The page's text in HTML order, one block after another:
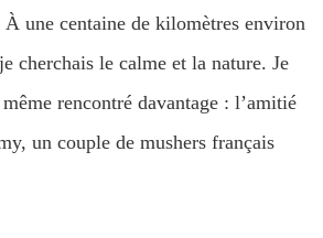
À une centaine de kilomètres environ
cherchais le calme et la nature. Je
rencontré davantage : l’amitié
un couple de mushers français